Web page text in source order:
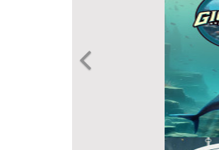
Previous